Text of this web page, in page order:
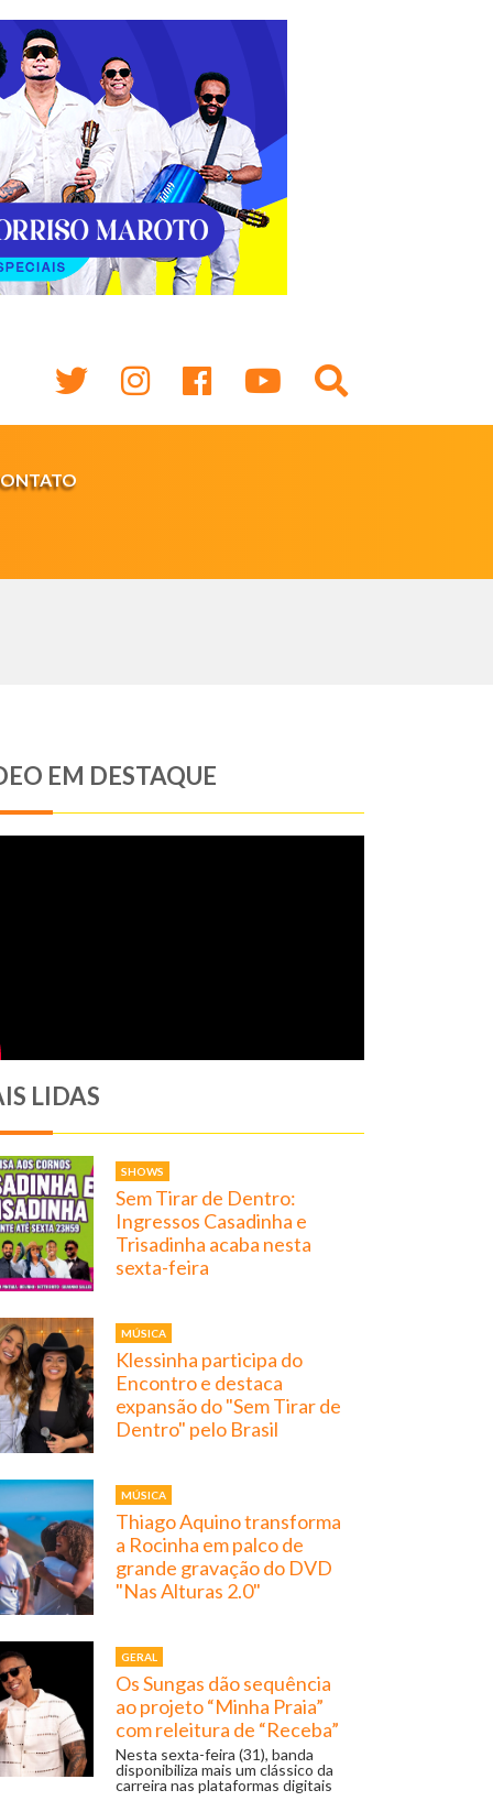
EM DESTAQUE
LIDAS
SHOWS
Sem Tirar de Dentro:
Ingressos Casadinha e
Trisadinha acaba nesta
sexta-feira
MÚSICA
Klessinha participa do
Encontro e destaca
expansão do "Sem Tirar de
Dentro" pelo Brasil
MÚSICA
Thiago Aquino transforma
a Rocinha em palco de
grande gravação do DVD
"Nas Alturas 2.0"
GERAL
Os Sungas dão sequência
ao projeto “Minha Praia”
com releitura de “Receba”
Nesta sexta-feira (31), banda
disponibiliza mais um clássico da
carreira nas plataformas digitais